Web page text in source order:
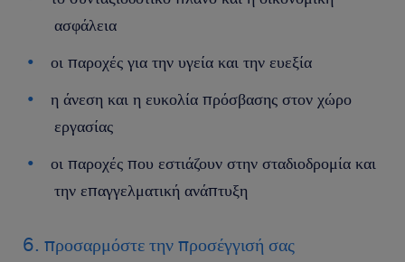
ασφάλεια
οι παροχές για την υγεία και την ευεξία
η άνεση και η ευκολία πρόσβασης στον χώρο
εργασίας
οι παροχές που εστιάζουν στην σταδιοδρομία και
την επαγγελματική ανάπτυξη
6. προσαρμόστε την προσέγγισή σας